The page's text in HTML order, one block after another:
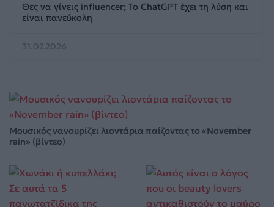
Θες να γίνεις influencer; Το ChatGPT έχει τη λύση και
είναι πανεύκολη
31.07.2026
Μουσικός νανουρίζει λιοντάρια παίζοντας το «November
rain» (βίντεο)